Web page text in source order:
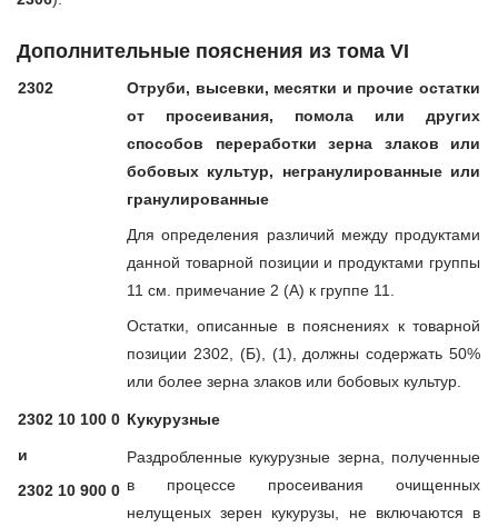
Дополнительные пояснения из тома VI
2302
Отруби, высевки, месятки и прочие остатки
от просеивания, помола или других
способов переработки зерна злаков или
бобовых культур, негранулированные или
гранулированные
Для определения различий между продуктами
данной товарной позиции и продуктами группы
11 см. примечание 2 (А) к группе 11.
Остатки, описанные в пояснениях к товарной
позиции 2302, (Б), (1), должны содержать 50%
или более зерна злаков или бобовых культур.
2302 10 100 0
и
2302 10 900 0
Кукурузные
Раздробленные кукурузные зерна, полученные
в процессе просеивания очищенных
нелущеных зерен кукурузы, не включаются в